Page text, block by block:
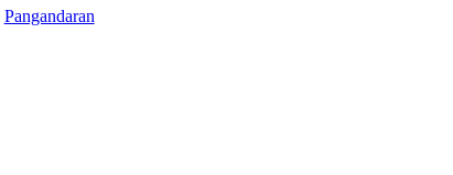
Pangandaran